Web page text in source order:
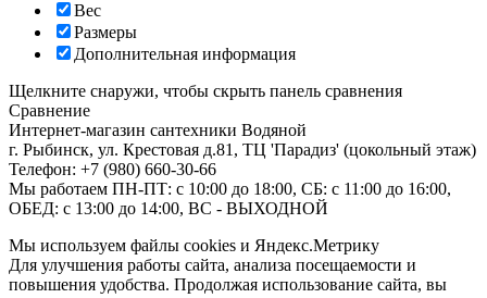
Вес
Размеры
Дополнительная информация
Щелкните снаружи, чтобы скрыть панель сравнения
Сравнение
Интернет-магазин сантехники Водяной
г. Рыбинск, ул. Крестовая д.81, ТЦ 'Парадиз' (цокольный этаж)
Телефон: +7 (980) 660-30-66
Мы работаем ПН-ПТ: с 10:00 до 18:00, СБ: с 11:00 до 16:00,
ОБЕД: с 13:00 до 14:00, ВС - ВЫХОДНОЙ
Мы используем файлы cookies и Яндекс.Метрику
Для улучшения работы сайта, анализа посещаемости и
повышения удобства. Продолжая использование сайта, вы